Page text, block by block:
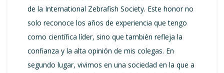
de la International Zebrafish Society. Este honor no
solo reconoce los años de experiencia que tengo
como científica líder, sino que también refleja la
confianza y la alta opinión de mis colegas. En
segundo lugar, vivimos en una sociedad en la que a